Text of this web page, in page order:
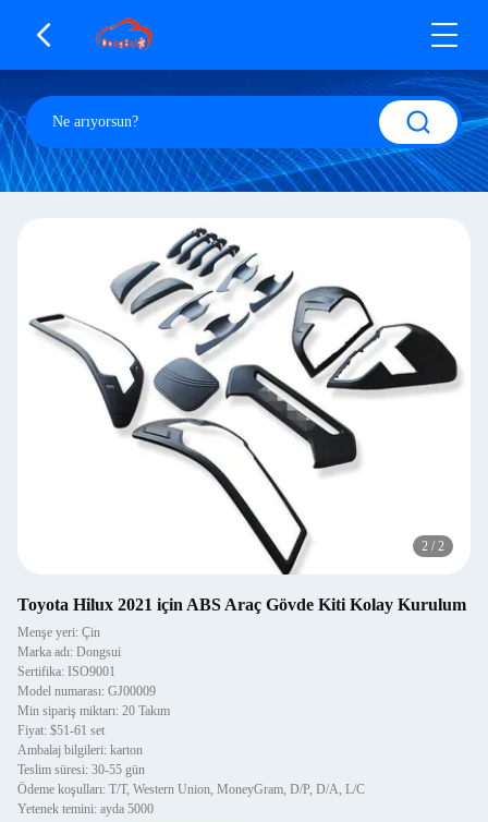
2 / 2
Toyota Hilux 2021 için ABS Araç Gövde Kiti Kolay Kurulum
Menşe yeri: Çin
Marka adı: Dongsui
Sertifika: ISO9001
Model numarası: GJ00009
Min sipariş miktarı: 20 Takım
Fiyat: $51-61 set
Ambalaj bilgileri: karton
Teslim süresi: 30-55 gün
Ödeme koşulları: T/T, Western Union, MoneyGram, D/P, D/A, L/C
Yetenek temini: ayda 5000